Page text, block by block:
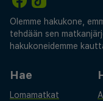
Olemme hakukone,
tehdään sen
hakukoneidemme
Hae
Lomamatkat